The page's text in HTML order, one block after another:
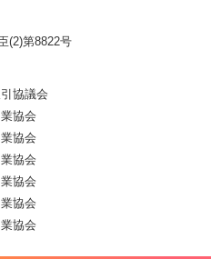
(2)第8822号
協議会
協会
協会
協会
協会
協会
協会